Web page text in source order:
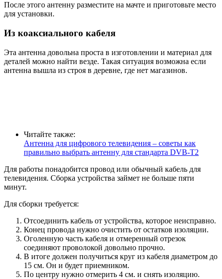
После этого антенну разместите на мачте и приготовьте место
для установки.
Из коаксиального кабеля
Эта антенна довольна проста в изготовлении и материал для
деталей можно найти везде. Такая ситуация возможна если
антенна вышла из строя в деревне, где нет магазинов.
Читайте также:
Антенна для цифрового телевидения – советы как
правильно выбрать антенну для стандарта DVB-T2
Для работы понадобится провод или обычный кабель для
телевидения. Сборка устройства займет не больше пяти
минут.
Для сборки требуется:
Отсоединить кабель от устройства, которое неисправно.
Конец провода нужно очистить от остатков изоляции.
Оголенную часть кабеля и отмеренный отрезок
соединяют проволокой довольно прочно.
В итоге должен получиться круг из кабеля диаметром до
15 см. Он и будет приемником.
По центру нужно отмерить 4 см. и снять изоляцию.